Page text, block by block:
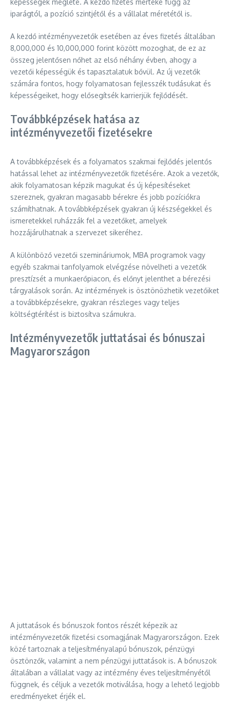
képességek megléte. A kezdő fizetés mértéke függ az
iparágtól, a pozíció szintjétől és a vállalat méretétől is.
A kezdő intézményvezetők esetében az éves fizetés általában
8,000,000 és 10,000,000 forint között mozoghat, de ez az
összeg jelentősen nőhet az első néhány évben, ahogy a
vezetői képességük és tapasztalatuk bővül. Az új vezetők
számára fontos, hogy folyamatosan fejlesszék tudásukat és
képességeiket, hogy elősegítsék karrierjük fejlődését.
Továbbképzések hatása az
intézményvezetői fizetésekre
A továbbképzések és a folyamatos szakmai fejlődés jelentős
hatással lehet az intézményvezetők fizetésére. Azok a vezetők,
akik folyamatosan képzik magukat és új képesítéseket
szereznek, gyakran magasabb bérekre és jobb pozíciókra
számíthatnak. A továbbképzések gyakran új készségekkel és
ismeretekkel ruházzák fel a vezetőket, amelyek
hozzájárulhatnak a szervezet sikeréhez.
A különböző vezetői szemináriumok, MBA programok vagy
egyéb szakmai tanfolyamok elvégzése növelheti a vezetők
presztízsét a munkaerőpiacon, és előnyt jelenthet a bérezési
tárgyalások során. Az intézmények is ösztönözhetik vezetőiket
a továbbképzésekre, gyakran részleges vagy teljes
költségtérítést is biztosítva számukra.
Intézményvezetők juttatásai és bónuszai
Magyarországon
A juttatások és bónuszok fontos részét képezik az
intézményvezetők fizetési csomagjának Magyarországon. Ezek
közé tartoznak a teljesítményalapú bónuszok, pénzügyi
ösztönzők, valamint a nem pénzügyi juttatások is. A bónuszok
általában a vállalat vagy az intézmény éves teljesítményétől
függnek, és céljuk a vezetők motiválása, hogy a lehető legjobb
eredményeket érjék el.